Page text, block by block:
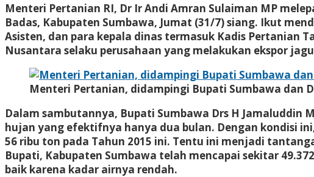
Menteri Pertanian RI, Dr Ir Andi Amran Sulaiman MP
Badas, Kabupaten Sumbawa, Jumat (31/7) siang. Ikut
Asisten, dan para kepala dinas termasuk Kadis Pertanian
Nusantara selaku perusahaan yang melakukan ekspor
Menteri Pertanian, didampingi Bupati Sumbawa dan
Dalam sambutannya, Bupati Sumbawa Drs H
hujan yang efektifnya hanya dua bulan. Dengan kondisi
56 ribu ton pada Tahun 2015 ini. Tentu ini menjadi
Bupati, Kabupaten Sumbawa telah mencapai sekitar
baik karena kadar airnya rendah.